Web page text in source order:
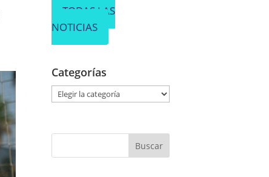
TODAS LAS
NOTICIAS
Categorías
g